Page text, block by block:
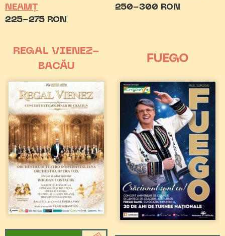
NEAMȚ
225-275 RON
250-300 RON
REGAL VIENEZ-
BACĂU
FUEGO